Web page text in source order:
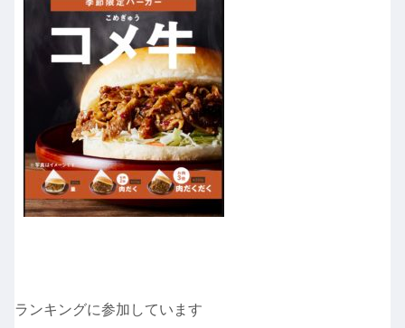
ランキングに参加しています